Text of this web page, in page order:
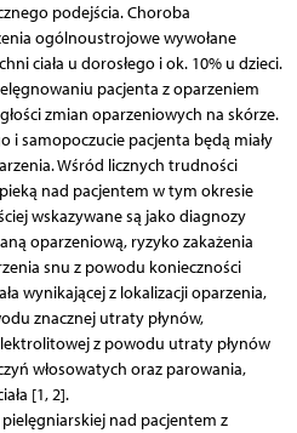
podejścia. Choroba
ogólnoustrojowe wywołane
ciała u dorosłego i ok. 10% u dzieci.
pacjenta z oparzeniem
zmian oparzeniowych na skórze.
i samopoczucie pacjenta będą miały
Wśród licznych trudności
nad pacjentem w tym okresie
wskazywane są jako diagnozy
oparzeniową, ryzyko zakażenia
snu z powodu konieczności
wynikającej z lokalizacji oparzenia,
znacznej utraty płynów,
z powodu utraty płynów
włosowatych oraz parowania,
[1, 2].
nad pacjentem z